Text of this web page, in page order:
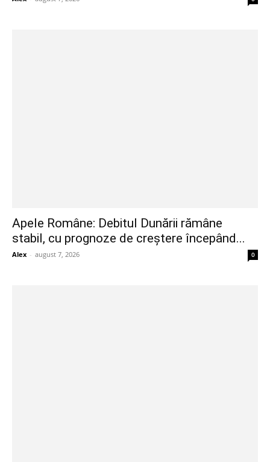
Apele Române: Debitul Dunării rămâne
stabil, cu prognoze de creștere începând...
Alex - august 7, 2026 0